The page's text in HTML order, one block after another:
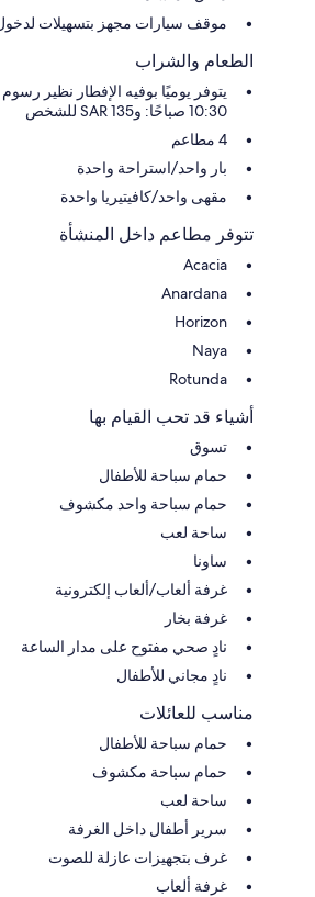
موقف سيارات مجهز بتسهيلات
الطعام والشراب
10:30 صباحًا: و135 SAR للشخص
4 مطاعم
بار واحد/استراحة واحدة
مقهى واحد/كافيتيريا واحدة
تتوفر مطاعم داخل المنشأة
Acacia
Anardana
Horizon
Naya
Rotunda
أشياء قد تحب القيام بها
تسوق
حمام سباحة للأطفال
حمام سباحة واحد مكشوف
ساحة لعب
ساونا
غرفة ألعاب/ألعاب إلكترونية
غرفة بخار
نادٍ صحي مفتوح على مدار الساعة
نادٍ مجاني للأطفال
مناسب للعائلات
حمام سباحة للأطفال
حمام سباحة مكشوف
ساحة لعب
سرير أطفال داخل الغرفة
غرف بتجهيزات عازلة للصوت
غرفة ألعاب